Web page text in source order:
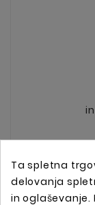
Ta spletna
delovanja
in oglaševanje.